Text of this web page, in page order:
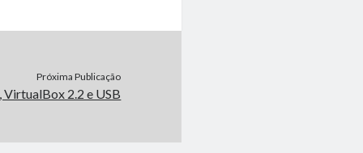
Próxima Publicação
VirtualBox 2.2 e USB